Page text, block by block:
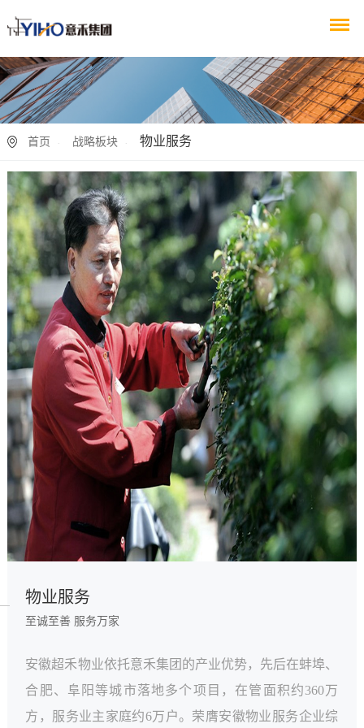
首页 战略板块 物业服务
物业服务
至诚至善 服务万家
安徽超禾物业依托意禾集团的产业优势，先后在蚌埠、
合肥、阜阳等城市落地多个项目，在管面积约360万
方，服务业主家庭约6万户。荣膺安徽物业服务企业综